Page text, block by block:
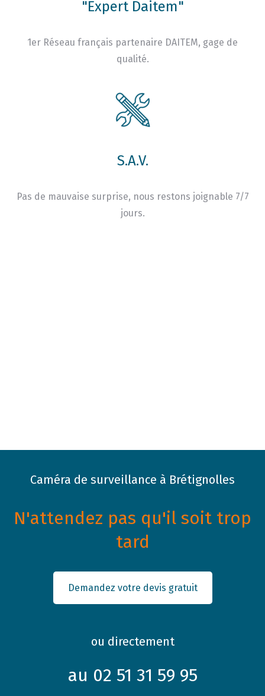
"Expert Daitem"
1er Réseau français partenaire DAITEM, gage de
qualité.
S.A.V.
Pas de mauvaise surprise, nous restons joignable 7/7
jours.
Caméra de surveillance à Brétignolles
N'attendez pas qu'il soit trop
tard
Demandez votre devis gratuit
ou directement
au 02 51 31 59 95